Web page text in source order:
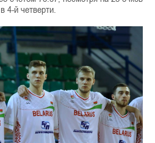
4-й четверти.